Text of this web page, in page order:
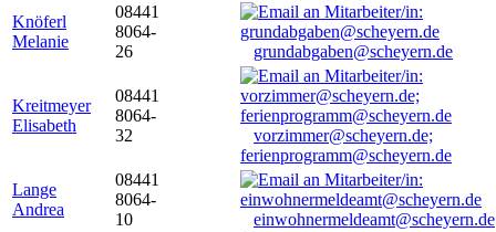
Knöferl
Melanie
08441
8064-
26
grundabgaben@scheyern.de
Kreitmeyer
Elisabeth
08441
8064-
32
vorzimmer@scheyern.de;
ferienprogramm@scheyern.de
Lange
Andrea
08441
8064-
10
einwohnermeldeamt@scheyern.de